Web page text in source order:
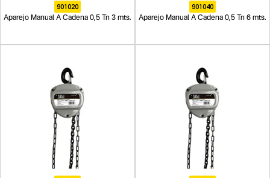
901020
Aparejo Manual A Cadena 0,5 Tn 3 mts.
901040
Aparejo Manual A Cadena 0,5 Tn 6 mts.